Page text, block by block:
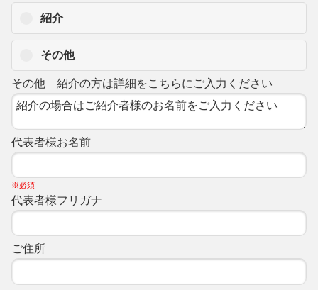
紹介
その他
その他 紹介の方は詳細をこちらにご入力ください
代表者様お名前
※必須
代表者様フリガナ
ご住所